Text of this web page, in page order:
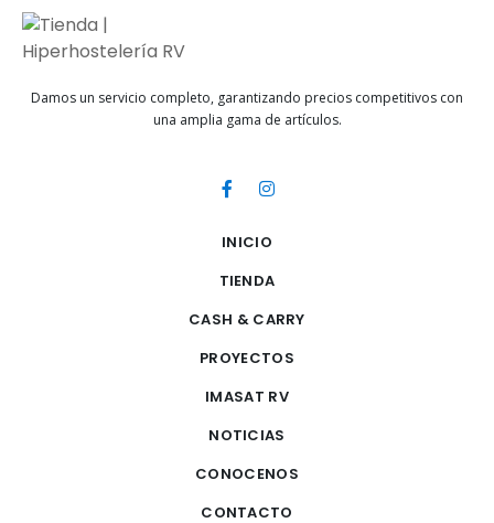
Damos un servicio completo, garantizando precios competitivos con
una amplia gama de artículos.
INICIO
TIENDA
CASH & CARRY
PROYECTOS
IMASAT RV
NOTICIAS
CONOCENOS
CONTACTO